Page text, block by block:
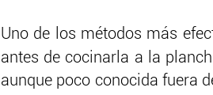
Uno de los métodos más
antes de cocinarla a la
aunque poco conocida fuera